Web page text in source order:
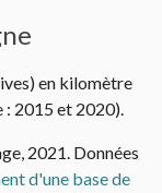
en kilomètre
: 2015 et 2020).
2021. Données
d'une base de